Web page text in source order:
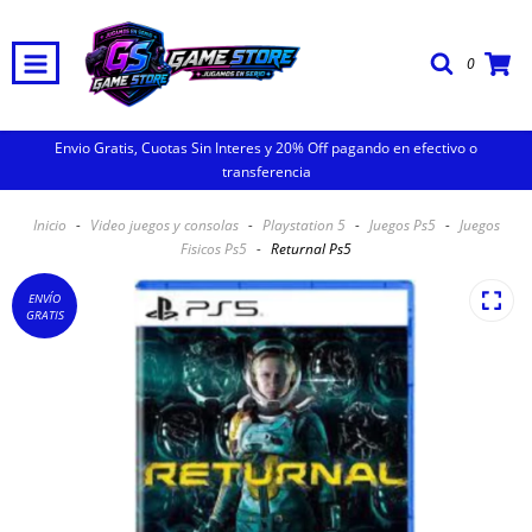
0
Envio Gratis, Cuotas Sin Interes y 20% Off pagando en efectivo o
transferencia
Inicio - Video juegos y consolas - Playstation 5 - Juegos Ps5 - Juegos
Fisicos Ps5 - Returnal Ps5
ENVÍO
GRATIS